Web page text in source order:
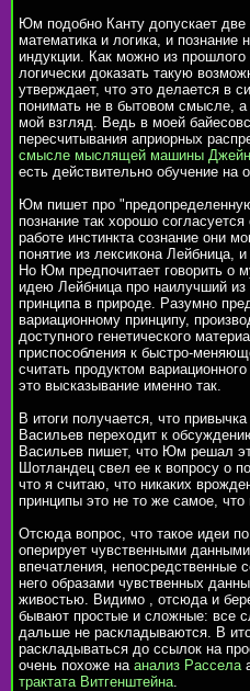
Юм подобно Канту допускает
математика и логика, и
индукции. Как можно из
логически доказать такую
утверждает, что это делается в
понимать не в бытовом смысле, а
мой взгляд. Ведь в моей
пересчитывания априорных
смысле мыслящей машины
есть действительно обучение на
Юм пишет про
познание так хорошо
работе инстинкта сознание они
понятие из лексикона Лейбница,
Но Юм предпочитает говорить о
идею Лейбница про наилучший из
принципа в природе. Разумно
вариационному принципу,
доступного генетического
приспособления к быстро-
считать продуктом
это высказывание именно так.
В итоги получается, что
Васильев переходит к
Васильев пишет, что Юм решал
Шотландец свел ее к вопросу о
что я считаю, что никаких
принципы это не то же самое,
Отсюда вопрос, что такое идеи
оперирует чувственными
впечатления, непосредственные
него образами чувственных
живостью. Видимо , отсюда и
бывают простые и сложные: все
дальше не раскладываются. В
раскладываться до ссылок на
очень похоже на анализ Рассела
трактата Витгенштейна